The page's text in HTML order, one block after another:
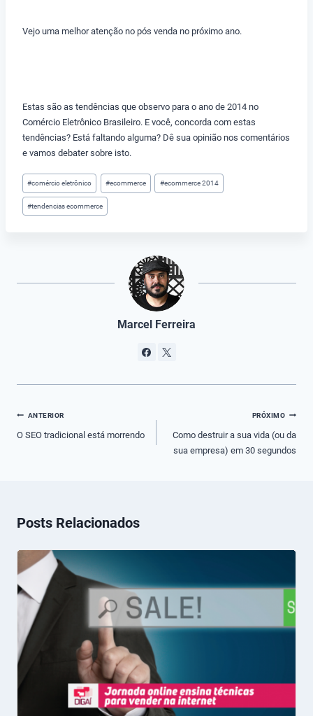
Vejo uma melhor atenção no pós venda no próximo ano.
Estas são as tendências que observo para o ano de 2014 no
Comércio Eletrônico Brasileiro. E você, concorda com estas
tendências? Está faltando alguma? Dê sua opinião nos comentários
e vamos debater sobre isto.
Tags
do
Post:
#comércio eletrônico #ecommerce #ecommerce 2014
#tendencias ecommerce
Marcel Ferreira
Navegação
de
ANTERIOR
O SEO tradicional está morrendo
PRÓXIMO
Como destruir a sua vida (ou da
sua empresa) em 30 segundos
Posts Relacionados